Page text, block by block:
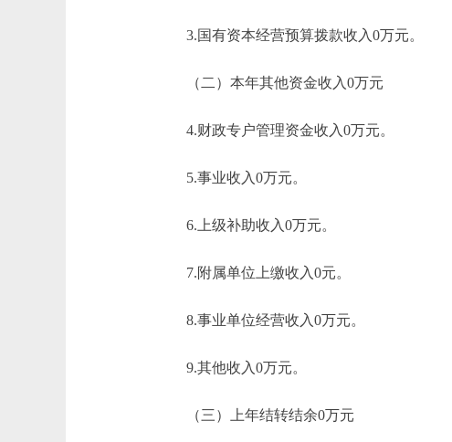
3.国有资本经营预算拨款收入0万元。
（二）本年其他资金收入0万元
4.财政专户管理资金收入0万元。
5.事业收入0万元。
6.上级补助收入0万元。
7.附属单位上缴收入0元。
8.事业单位经营收入0万元。
9.其他收入0万元。
（三）上年结转结余0万元